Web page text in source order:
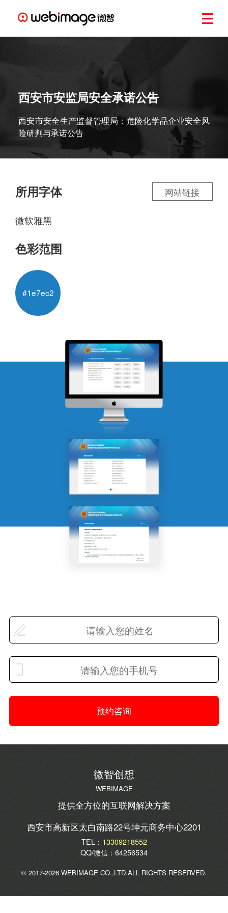
西安市安监局安全承诺公告
西安市安全生产监督管理局：危险化学品企业安全风
险研判与承诺公告
所用字体
微软雅黑
色彩范围
#1e7ec2
网站链接
预约咨询
微智创想
WEBIMAGE
提供全方位的互联网解决方案
西安市高新区太白南路22号坤元商务中心2201
TEL： 13309218552
QQ/微信：64256534
© 2017-2026 WEBIMAGE CO.,LTD.ALL RIGHTS RESERVED.